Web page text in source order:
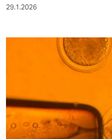
fragen & hilfe
29.1.2026